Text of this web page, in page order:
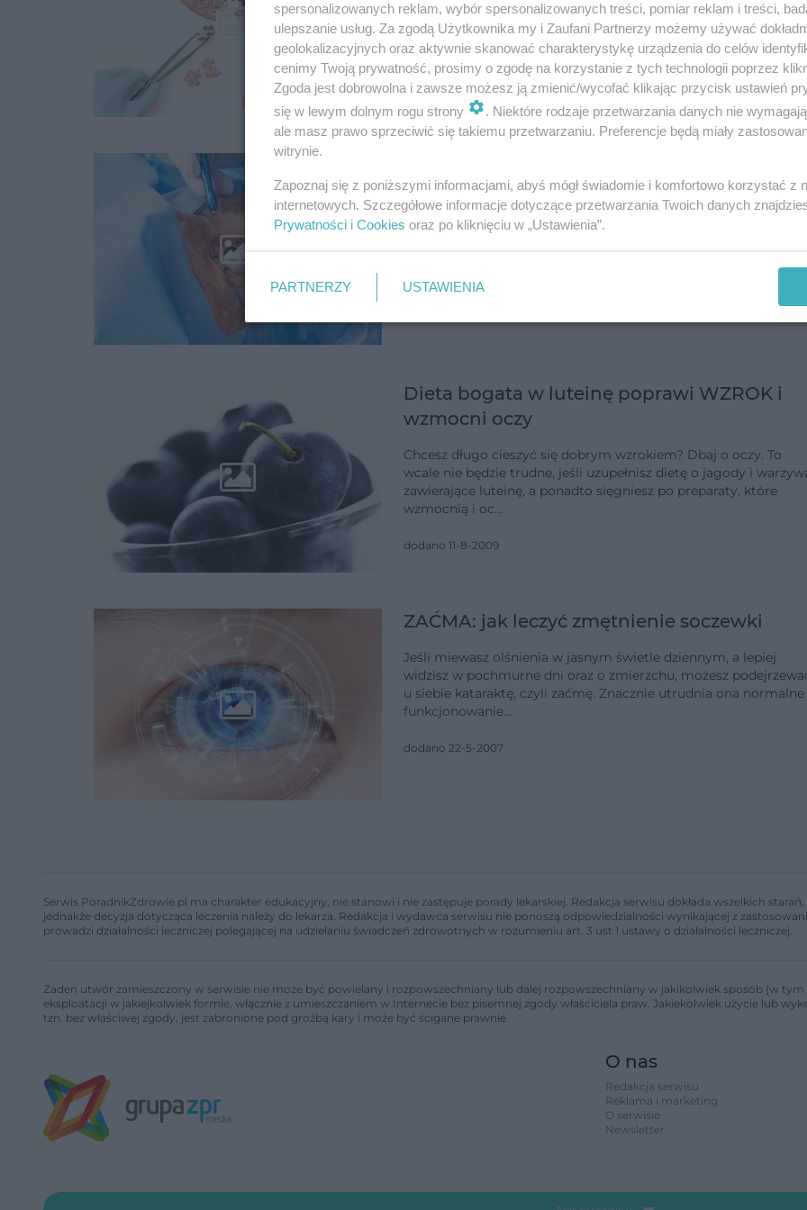
Masz zaćmę i czekasz na operację? Domagaj się badań, które
wykluczą początki zwyrodnienia plamki żółtej (AMD). Bo
wymiana zmętniałej soczewki na sztuczną może gwałtownie
przyspieszyć rozwój AMD i naw…
dodano 15-1-2014
bezpieczne
Zaćma nieuchronnie prowadzi do ślepoty. Ale dziś nie jest to
poprawić jakość widzenia.
Dieta bogata w luteinę poprawi WZROK i
wzmocni oczy
Chcesz długo cieszyć się dobrym wzrokiem? Dbaj o oczy. To
wcale nie będzie trudne, jeśli uzupełnisz dietę o jagody i
zawierające luteinę, a ponadto sięgniesz po preparaty, które
wzmocnią i oc…
dodano 11-8-2009
ZAĆMA: jak leczyć zmętnienie soczewki
Jeśli miewasz olśnienia w jasnym świetle dziennym, a lepiej
widzisz w pochmurne dni oraz o zmierzchu, możesz
u siebie kataraktę, czyli zaćmę. Znacznie utrudnia ona normalne
funkcjonowanie…
dodano 22-5-2007
Serwis PoradnikZdrowie.pl ma charakter edukacyjny, nie stanowi i nie zastępuje porady lekarskiej. Redakcja serwisu dokłada wszelkich
jednakże decyzja dotycząca leczenia należy do lekarza. Redakcja i wydawca serwisu nie ponoszą odpowiedzialności wynikającej z
prowadzi działalności leczniczej polegającej na udzielaniu świadczeń zdrowotnych w rozumieniu art. 3 ust 1 ustawy o działalności leczniczej.
Żaden utwór zamieszczony w serwisie nie może być powielany i rozpowszechniany lub dalej rozpowszechniany w jakikolwiek sposób (w
eksploatacji w jakiejkolwiek formie, włącznie z umieszczaniem w Internecie bez pisemnej zgody właściciela praw. Jakiekolwiek użycie lub
tzn. bez właściwej zgody, jest zabronione pod groźbą kary i może być ścigane prawnie.
O nas
Redakcja serwisu
Reklama i marketing
O serwisie
Newsletter
spersonalizowanych reklam, wybór spersonalizowanych treści, pomiar reklam i treści,
ulepszanie usług. Za zgodą Użytkownika my i Zaufani Partnerzy możemy używać
geolokalizacyjnych oraz aktywnie skanować charakterystykę urządzenia do celów
cenimy Twoją prywatność, prosimy o zgodę na korzystanie z tych technologii poprzez
Zgoda jest dobrowolna i zawsze możesz ją zmienić/wycofać klikając przycisk ustawień
się w lewym dolnym rogu strony
. Niektóre rodzaje przetwarzania danych nie
ale masz prawo sprzeciwić się takiemu przetwarzaniu. Preferencje będą miały
witrynie.
Zapoznaj się z poniższymi informacjami, abyś mógł świadomie i komfortowo korzystać z
internetowych. Szczegółowe informacje dotyczące przetwarzania Twoich danych
Prywatności i Cookies oraz po kliknięciu w „Ustawienia”.
PARTNERZY USTAWIENIA